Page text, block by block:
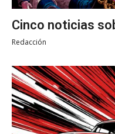
Cinco noticias
Redacción